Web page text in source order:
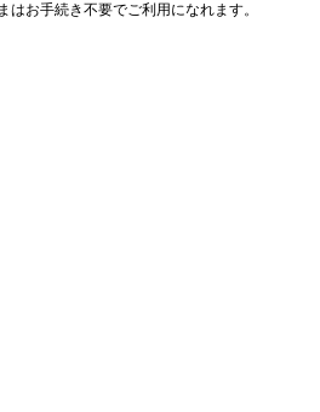
お手続き不要でご利用になれます。